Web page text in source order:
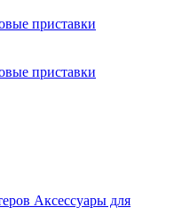
приставки
приставки
Аксессуары для